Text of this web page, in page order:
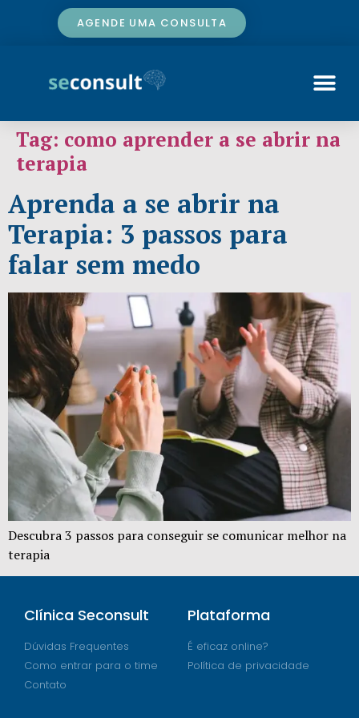
AGENDE UMA CONSULTA
Tag: como aprender a se abrir na
terapia
Aprenda a se abrir na
Terapia: 3 passos para
falar sem medo
Descubra 3 passos para conseguir se comunicar melhor na
terapia
Clínica Seconsult
Dúvidas Frequentes
Como entrar para o time
Contato
Plataforma
É eficaz online?
Política de privacidade